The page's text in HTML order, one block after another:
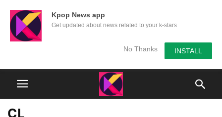
Kpop News app
Get updated about news related to your k-stars
No Thanks INSTALL
CL